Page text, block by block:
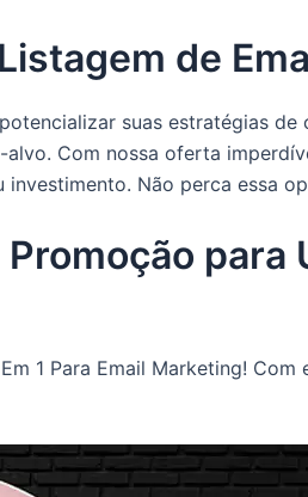
de
suas estratégias
Com nossa oferta
Não perca essa
para
1 Para Email Marketing!